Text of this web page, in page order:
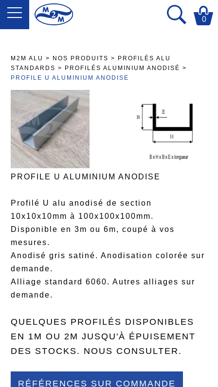
0
M2M ALU > NOS PRODUITS >
PROFILÉS ALU
STANDARDS > PROFILÉS ALUMINIUM ANODISÉ >
PROFILE U ALUMINIUM ANODISE
PROFILE U ALUMINIUM ANODISE
Profilé U alu anodisé de section
10x10x10mm à 100x100x100mm.
Disponible en 3m ou 6m, coupé à vos
mesures.
Anodisé gris satiné. Anodisation colorée sur
demande.
Alliage standard 6060. Autres alliages sur
demande.
QUELQUES PROFILÉS DISPONIBLES
EN 1M OU 2M JUSQU'À ÉPUISEMENT
DES STOCKS. NOUS CONSULTER.
RÉFÉRENCES SUR COMMANDE